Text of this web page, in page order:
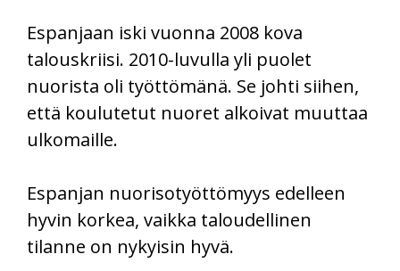
Espanjaan iski vuonna 2008 kova
talouskriisi. 2010-luvulla yli puolet
nuorista oli työttömänä. Se johti siihen,
että koulutetut nuoret alkoivat muuttaa
ulkomaille.
Espanjan nuorisotyöttömyys edelleen
hyvin korkea, vaikka taloudellinen
tilanne on nykyisin hyvä.